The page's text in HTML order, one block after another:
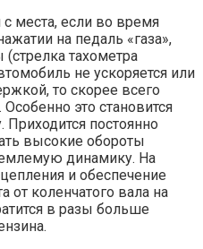
с места, если во время
на педаль «газа»,
(стрелка тахометра
не ускоряется или
то скорее всего
это становится
постоянно
высокие обороты
динамику. На
и обеспечение
от коленчатого вала на
в разы больше